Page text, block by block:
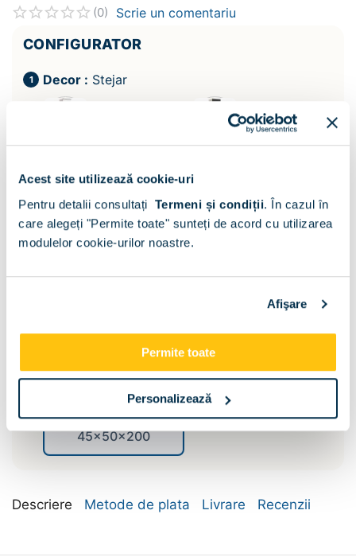
Acest site utilizează cookie-uri
Pentru detalii consultați Termeni și condiții. În cazul în
care alegeți "Permite toate" sunteți de acord cu utilizarea
modulelor cookie-urilor noastre.
Afişare
Permite toate
Personalizează
(0) Scrie un comentariu
CONFIGURATOR
Decor : Stejar
Bara umerase si
45x50x200
Descriere Metode de plata Livrare Recenzii